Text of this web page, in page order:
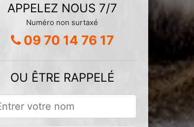
APPELEZ NOUS 7/7
Numéro non surtaxé
09 70 14 76 17
OU ÊTRE RAPPELÉ